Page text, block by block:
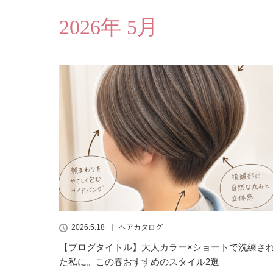
2026年 5月
2026.5.18 ヘアカタログ
【ブログタイトル】大人カラー×ショートで洗練さ
た私に。この春おすすめのスタイル2選